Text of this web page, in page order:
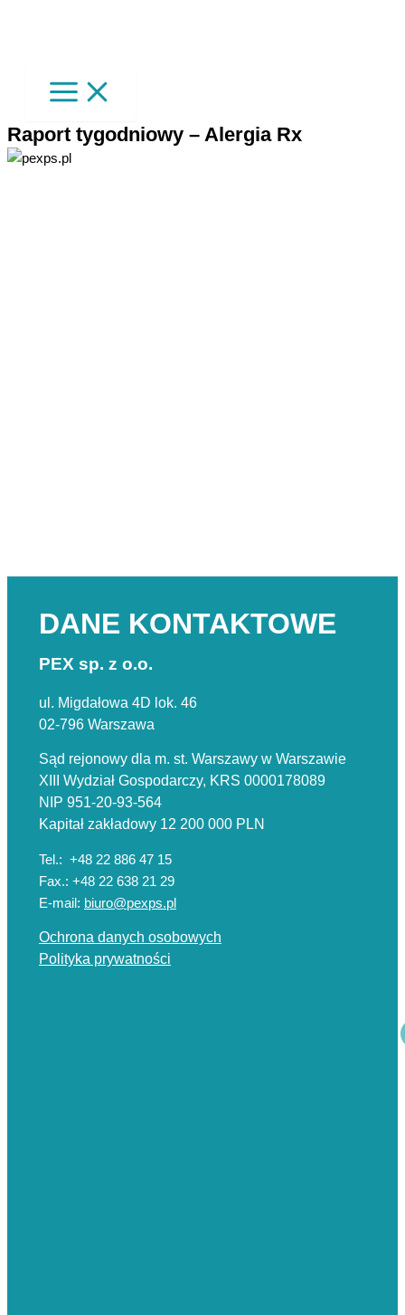
Raport tygodniowy – Alergia Rx
DANE KONTAKTOWE
PEX sp. z o.o.
ul. Migdałowa 4D lok. 46
02-796 Warszawa
Sąd rejonowy dla m. st. Warszawy w Warszawie
XIII Wydział Gospodarczy, KRS 0000178089
NIP 951-20-93-564
Kapitał zakładowy 12 200 000 PLN
Tel.: +48 22 886 47 15
Fax.: +48 22 638 21 29
E-mail: biuro@pexps.pl
Ochrona danych osobowych
Polityka prywatności